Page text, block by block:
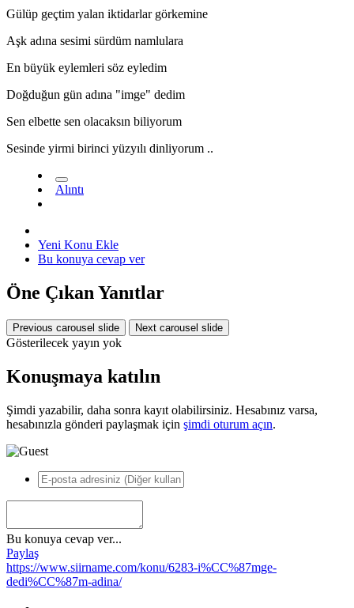
Gülüp geçtim yalan iktidarlar görkemine
Aşk adına sesimi sürdüm namlulara
En büyük eylemleri söz eyledim
Doğduğun gün adına "imge" dedim
Sen elbette sen olacaksın biliyorum
Sesinde yirmi birinci yüzyılı dinliyorum ..
Alıntı
Yeni Konu Ekle
Bu konuya cevap ver
Öne Çıkan Yanıtlar
Previous carousel slide Next carousel slide
Gösterilecek yayın yok
Konuşmaya katılın
Şimdi yazabilir, daha sonra kayıt olabilirsiniz. Hesabınız varsa,
hesabınızla gönderi paylaşmak için şimdi oturum açın.
Bu konuya cevap ver...
Paylaş
https://www.siirname.com/konu/6283-i%CC%87mge-
dedi%CC%87m-adina/
*